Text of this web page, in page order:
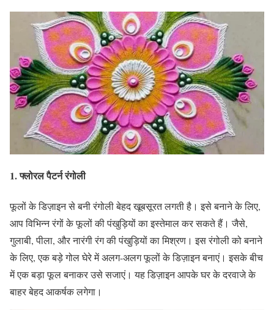
1.फ्लोरल पैटर्न रंगोली
फूलों के डिज़ाइन से बनी रंगोली बेहद खूबसूरत लगती है। इसे बनाने के लिए,
आप विभिन्न रंगों के फूलों की पंखुड़ियों का इस्तेमाल कर सकते हैं। जैसे,
गुलाबी, पीला, और नारंगी रंग की पंखुड़ियों का मिश्रण। इस रंगोली को बनाने
के लिए, एक बड़े गोल घेरे में अलग-अलग फूलों के डिज़ाइन बनाएं। इसके बीच
में एक बड़ा फूल बनाकर उसे सजाएं। यह डिज़ाइन आपके घर के दरवाजे के
बाहर बेहद आकर्षक लगेगा।